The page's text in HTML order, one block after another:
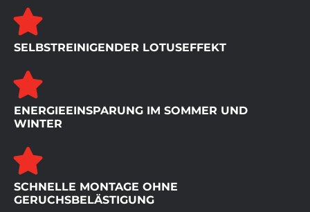
SELBSTREINIGENDER LOTUSEFFEKT
ENERGIEEINSPARUNG IM SOMMER UND
WINTER
SCHNELLE MONTAGE OHNE
GERUCHSBELÄSTIGUNG